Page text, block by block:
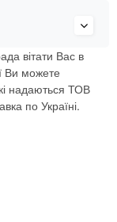
вітати Вас в
Ви можете
надаються ТОВ
по Україні.